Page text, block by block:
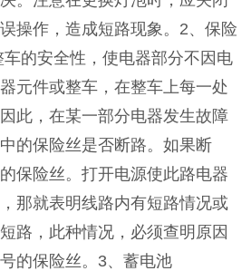
操作，造成短路现象。2、保险
的安全性，使电器部分不因电
元件或整车，在整车上每一处
此，在某一部分电器发生故障
的保险丝是否断路。如果断
保险丝。打开电源使此路电器
那就表明线路内有短路情况或
路，此种情况，必须查明原因
的保险丝。3、蓄电池